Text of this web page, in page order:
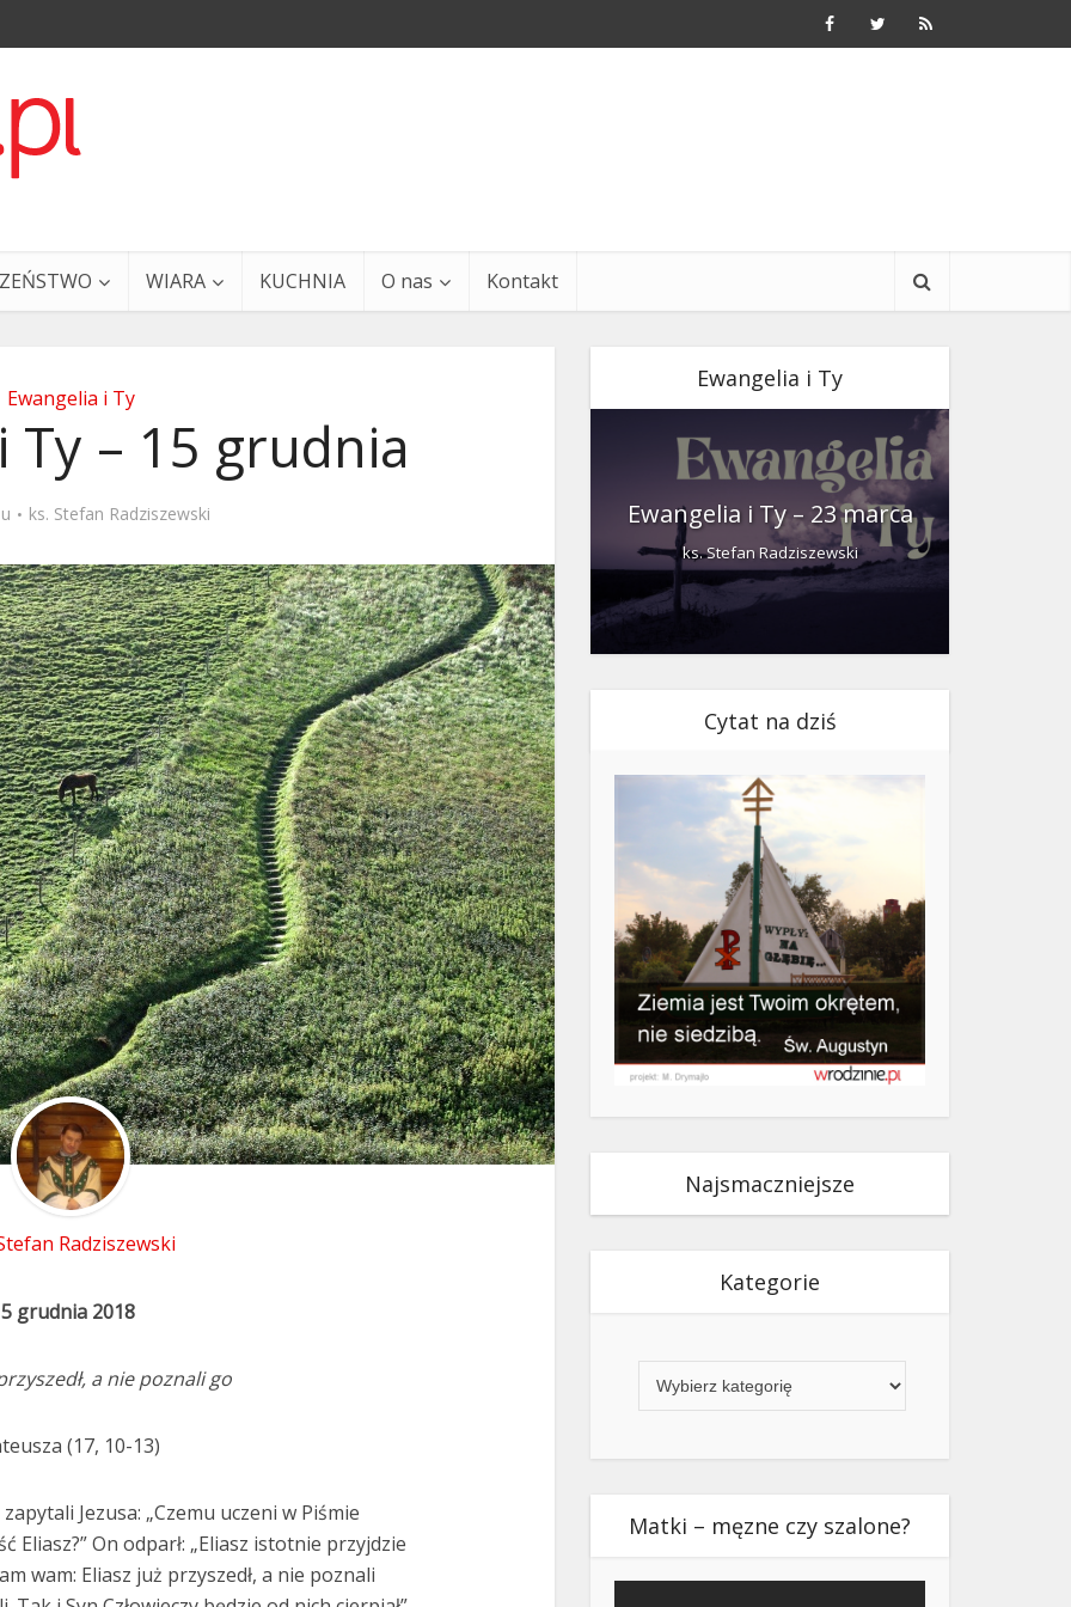
WIARA KUCHNIA O nas Kontakt
Ewangelia i Ty
Ty – 15 grudnia
ks. Stefan Radziszewski
Radziszewski
grudnia 2018
a nie poznali go
(17, 10-13)
Jezusa: „Czemu uczeni w Piśmie
On odparł: „Eliasz istotnie przyjdzie
wam: Eliasz już przyszedł, a nie poznali
Ewangelia i Ty
i Ty – 29 grudnia Ewangelia i Ty – 23 marca
ks. Stefan Radziszewski
Cytat na dziś
Najsmaczniejsze
Kategorie
Matki – męzne czy szalone?